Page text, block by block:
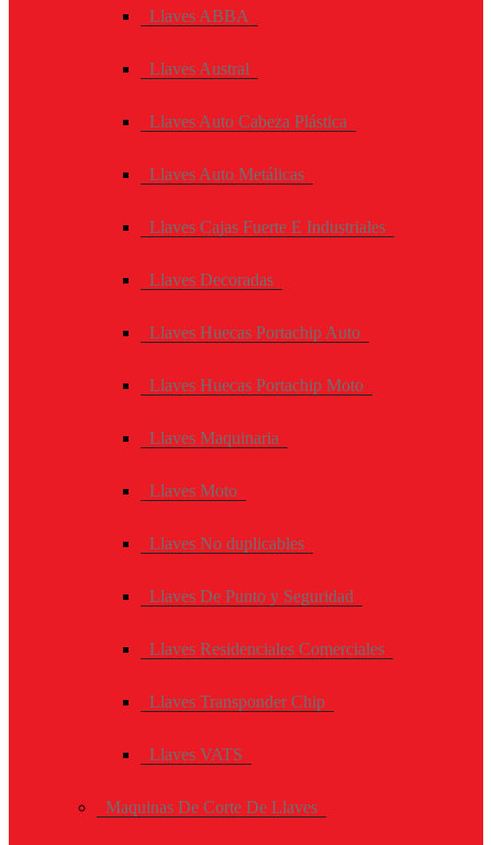
Llaves ABBA
Llaves Austral
Llaves Auto Cabeza Plástica
Llaves Auto Metálicas
Llaves Cajas Fuerte E Industriales
Llaves Decoradas
Llaves Huecas Portachip Auto
Llaves Huecas Portachip Moto
Llaves Maquinaria
Llaves Moto
Llaves No duplicables
Llaves De Punto y Seguridad
Llaves Residenciales Comerciales
Llaves Transponder Chip
Llaves VATS
Maquinas De Corte De Llaves